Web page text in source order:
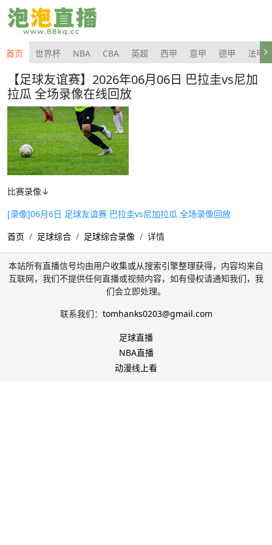
首页 世界杯 NBA CBA 英超 西甲 意甲 德甲 法甲
【足球友谊赛】2026年06月06日 巴拉圭vs尼加
拉瓜 全场录像在线回放
比赛录像↓
[录像]06月6日 足球友谊赛 巴拉圭vs尼加拉瓜 全场录像回放
首页
足球综合 足球综合录像 详情
本站所有直播信号均由用户收集或从搜索引擎整理获得，内容均来自
互联网，我们不提供任何直播或视频内容，如有侵权请通知我们，我
们会立即处理。
联系我们： tomhanks0203@gmail.com
足球直播
NBA直播
动漫线上看